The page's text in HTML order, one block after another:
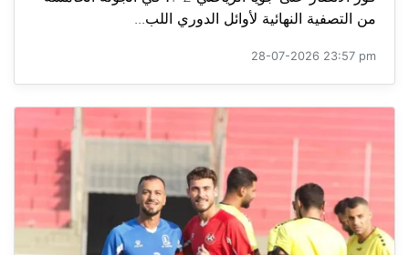
من التصفية النهائية لأوائل الدوري اللب...
28-07-2026 23:57 pm